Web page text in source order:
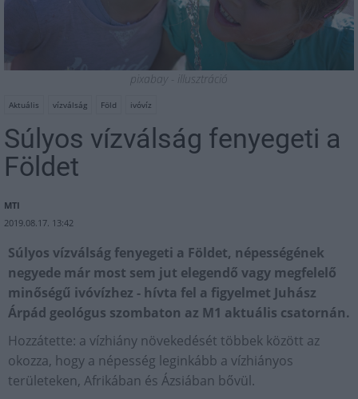
pixabay - illusztráció
Aktuális vízválság Föld ivóvíz
Súlyos vízválság fenyegeti a
Földet
MTI
2019.08.17. 13:42
Súlyos vízválság fenyegeti a Földet, népességének
negyede már most sem jut elegendő vagy megfelelő
minőségű ivóvízhez - hívta fel a figyelmet Juhász
Árpád geológus szombaton az M1 aktuális csatornán.
Hozzátette: a vízhiány növekedését többek között az
okozza, hogy a népesség leginkább a vízhiányos
területeken, Afrikában és Ázsiában bővül.